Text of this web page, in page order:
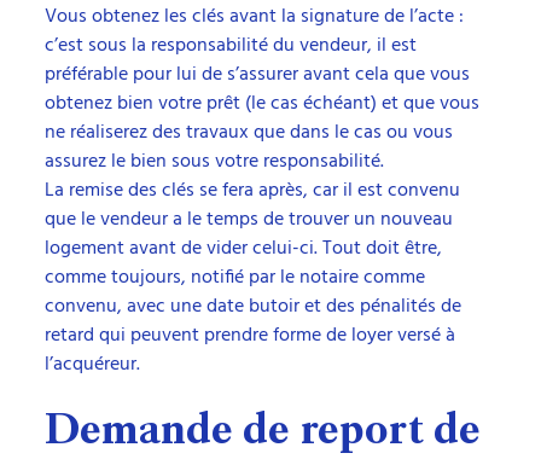
Vous obtenez les clés avant la signature de l’acte :
c’est sous la responsabilité du vendeur, il est
préférable pour lui de s’assurer avant cela que vous
obtenez bien votre prêt (le cas échéant) et que vous
ne réaliserez des travaux que dans le cas ou vous
assurez le bien sous votre responsabilité.
La remise des clés se fera après, car il est convenu
que le vendeur a le temps de trouver un nouveau
logement avant de vider celui-ci. Tout doit être,
comme toujours, notifié par le notaire comme
convenu, avec une date butoir et des pénalités de
retard qui peuvent prendre forme de loyer versé à
l’acquéreur.
Demande de report de